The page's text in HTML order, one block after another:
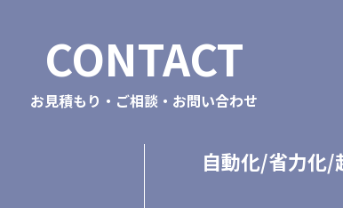
CONTACT
お見積もり・ご相談・お問い合わせ
自動化/省力化/